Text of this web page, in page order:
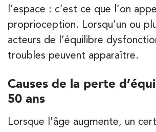
l’espace : c’est ce que l’on
proprioception. Lorsqu’un ou
acteurs de l’équilibre
troubles peuvent apparaître.
Causes de la perte
50 ans
Lorsque l’âge augmente, un
PRENEZ RDV SUR
IK Paris 16 – Trocadéro
8 Avenue de Camoens
01 42 15 22 46